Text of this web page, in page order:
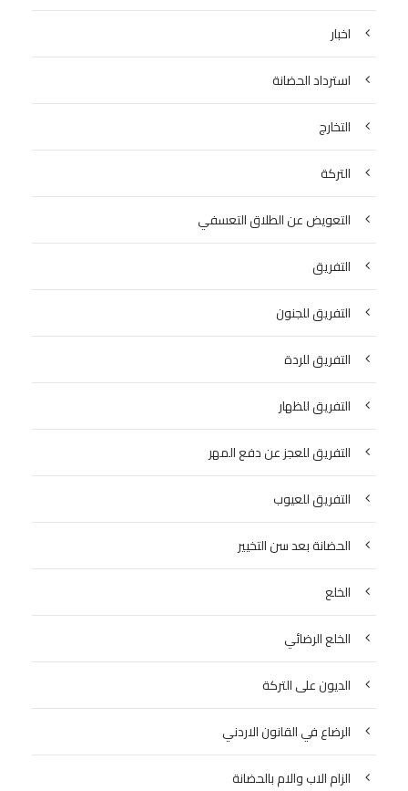
اخبار
استرداد الحضانة
التخارج
التركة
التعويض عن الطلاق التعسفي
التفريق
التفريق للجنون
التفريق للردة
التفريق للظهار
التفريق للعجز عن دفع المهر
التفريق للعيوب
الحضانة بعد سن التخيير
الخلع
الخلع الرضائي
الديون على التركة
الرضاع في القانون الاردني
الزام الاب والام بالحضانة